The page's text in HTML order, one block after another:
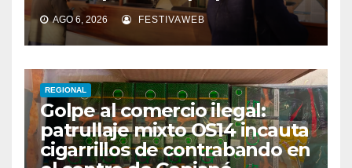
AGO 6, 2026 FESTIVAWEB
REGIONAL
Golpe al comercio ilegal:
patrullaje mixto OS14 incauta
cigarrillos de contrabando en